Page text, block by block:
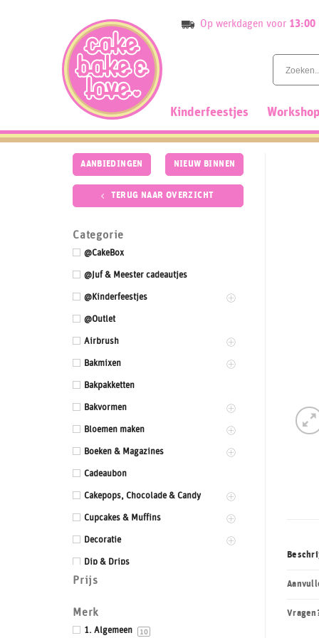
Op werkdagen voor 13:00
Kinderfeestjes
AANBIEDINGEN NIEUW BINNEN
TERUG NAAR OVERZICHT
Categorie
@CakeBox
@Juf & Meester cadeautjes
@Kinderfeestjes
@Outlet
Airbrush
Bakmixen
Bakpakketten
Bakvormen
Bloemen maken
Boeken & Magazines
Cadeaubon
Cakepops, Chocolade & Candy
Cupcakes & Muffins
Decoratie
Dip & Drips
Dozen & Dummies
Drums & Boards
Eetbaar kant
Prijs
Merk
1. Algemeen 10